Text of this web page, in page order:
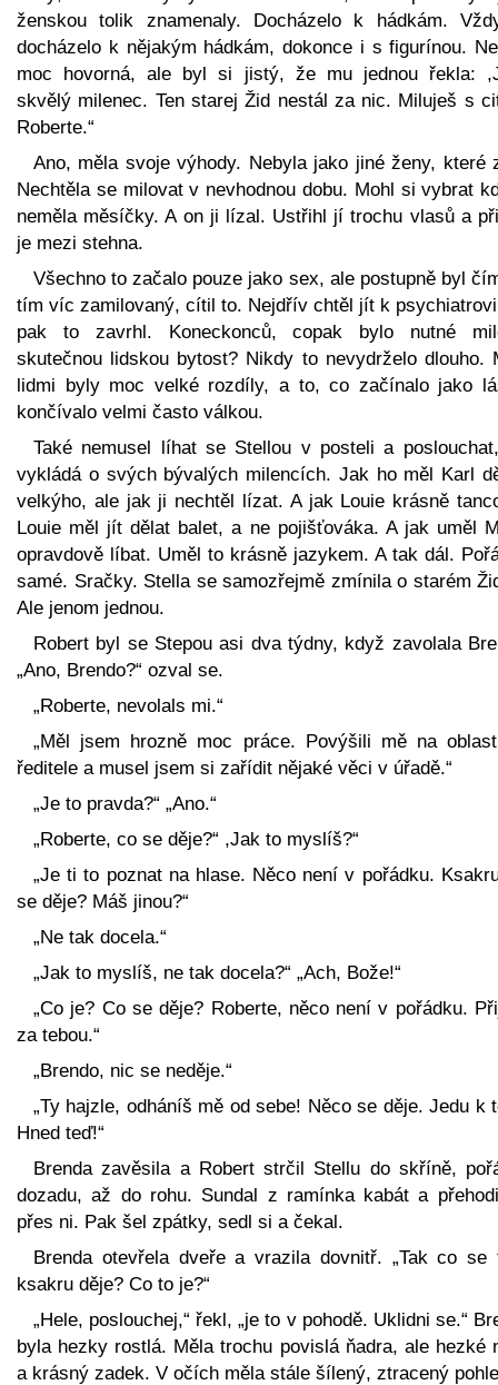
ženskou tolik znamenaly. Docházelo k hádkám.
docházelo k nějakým hádkám, dokonce i s figurínou.
moc hovorná, ale byl si jistý, že mu jednou řekla:
skvělý milenec. Ten starej Žid nestál za nic. Miluješ s
Roberte.“
Ano, měla svoje výhody. Nebyla jako jiné ženy, které
Nechtěla se milovat v nevhodnou dobu. Mohl si vybrat
neměla měsíčky. A on ji lízal. Ustřihl jí trochu vlasů a
je mezi stehna.
Všechno to začalo pouze jako sex, ale postupně byl
tím víc zamilovaný, cítil to. Nejdřív chtěl jít k
pak to zavrhl. Koneckonců, copak bylo nutné
skutečnou lidskou bytost? Nikdy to nevydrželo dlouho.
lidmi byly moc velké rozdíly, a to, co začínalo jako
končívalo velmi často válkou.
Také nemusel líhat se Stellou v posteli a
vykládá o svých bývalých milencích. Jak ho měl Karl
velkýho, ale jak ji nechtěl lízat. A jak Louie krásně
Louie měl jít dělat balet, a ne pojišťováka. A jak uměl
opravdově líbat. Uměl to krásně jazykem. A tak dál.
samé. Sračky. Stella se samozřejmě zmínila o starém
Ale jenom jednou.
Robert byl se Stepou asi dva týdny, když zavolala
„Ano, Brendo?“ ozval se.
„Roberte, nevolals mi.“
„Měl jsem hrozně moc práce. Povýšili mě na
ředitele a musel jsem si zařídit nějaké věci v úřadě.“
„Je to pravda?“ „Ano.“
„Roberte, co se děje?“ ,Jak to myslíš?“
„Je ti to poznat na hlase. Něco není v pořádku.
se děje? Máš jinou?“
„Ne tak docela.“
„Jak to myslíš, ne tak docela?“ „Ach, Bože!“
„Co je? Co se děje? Roberte, něco není v pořádku.
za tebou.“
„Brendo, nic se neděje.“
„Ty hajzle, odháníš mě od sebe! Něco se děje. Jedu k
Hned teď!“
Brenda zavěsila a Robert strčil Stellu do skříně,
dozadu, až do rohu. Sundal z ramínka kabát a
přes ni. Pak šel zpátky, sedl si a čekal.
Brenda otevřela dveře a vrazila dovnitř. „Tak co se
ksakru děje? Co to je?“
„Hele, poslouchej,“ řekl, „je to v pohodě. Uklidni se.“
byla hezky rostlá. Měla trochu povislá ňadra, ale hezké
a krásný zadek. V očích měla stále šílený, ztracený